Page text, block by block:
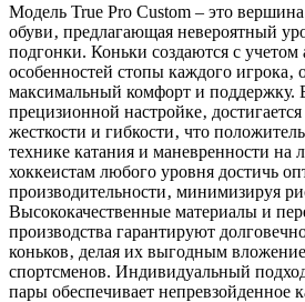
Модель True Pro Custom – это
обуви‚ предлагающая невероятный
подгонки. Коньки создаются с учетом
особенностей стопы каждого игрока‚
максимальный комфорт и поддержку.
прецизионной настройке‚
жесткости и гибкости‚ что
технике катания и маневренности на
хоккеистам любого уровня достичь
производительности‚ минимизируя
Высококачественные материалы и
производства гарантируют
коньков‚ делая их выгодным
спортсменов. Индивидуальный
пары обеспечивает непревзойденное